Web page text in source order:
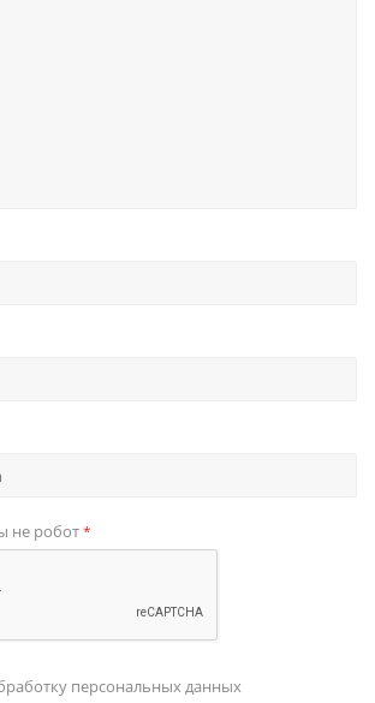
не робот*
персональных данных